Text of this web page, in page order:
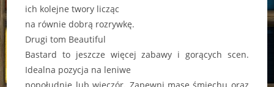
ich kolejne twory licząc
na równie dobrą rozrywkę.
Drugi tom Beautiful
Bastard to jeszcze więcej zabawy i gorących scen.
Idealna pozycja na leniwe